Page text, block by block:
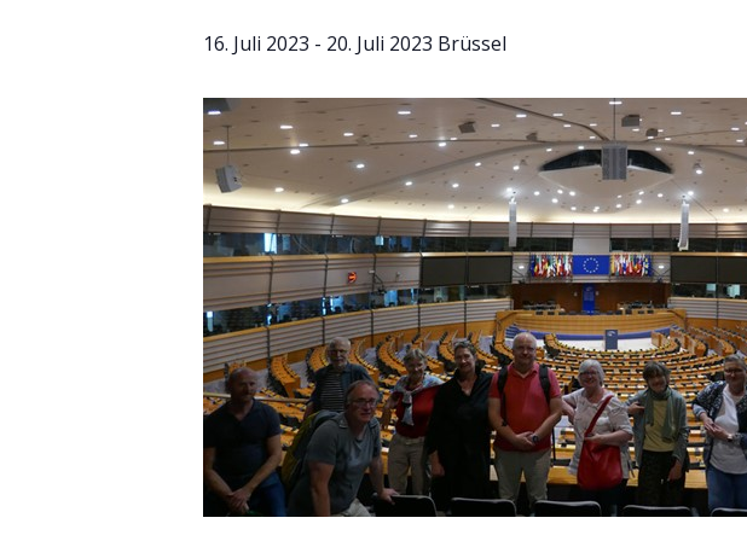
16. Juli 2023 - 20. Juli 2023 Brüssel